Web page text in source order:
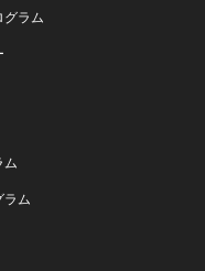
グラム
ム
ラム